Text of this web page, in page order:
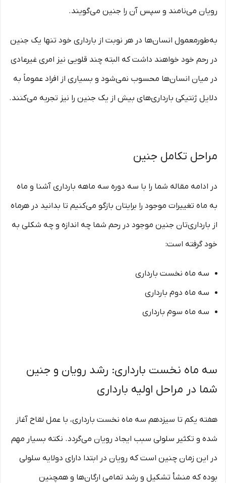
رویان می‌نامند و سپس آن را جنین می‌گویند.
به‌طورمعمول انسان‌ها در هر نوبت از بارداری خود تنها یک جنین
در رحم خود خواهند داشت که البته چند قلویی نیز امری غیرعادی
در میان انسان‌ها محسوب نمی‌شود و بسیاری از افراد عموماً به
دلایل ژنتیکی بارداری‌های بیش از یک جنین را نیز تجربه می‌کنند.
مراحل تکامل جنین
در ادامه مقاله شما را با سه دوره سه ماهه بارداری آشنا و ماه‌
به‌ ماه تغییرات موجود را برایتان بازگو می‌کنیم تا بدانید در هرماه
از بارداری‌تان جنین موجود در رحم شما چه اندازه و چه شکلی به
خود گرفته است:
سه ماه نخست بارداری
سه ماه دوم بارداری
سه ماه سوم بارداری
سه ماه نخست بارداری: رشد رویان و جنین
شما در مراحل اولیه بارداری
هفته یکم تا سیزدهم سه ماه نخست بارداری، با عمل لقاح آغاز
شده و تکثیر سلولی سبب ایجاد رویان می‌گردد. نکته بسیار مهم
در این زمان چنین است که رویان در ابتدا دارای دولایه سلولی
بوده که منشأ تشکیل و رشد تمامی ارگان‌ها و همچنین